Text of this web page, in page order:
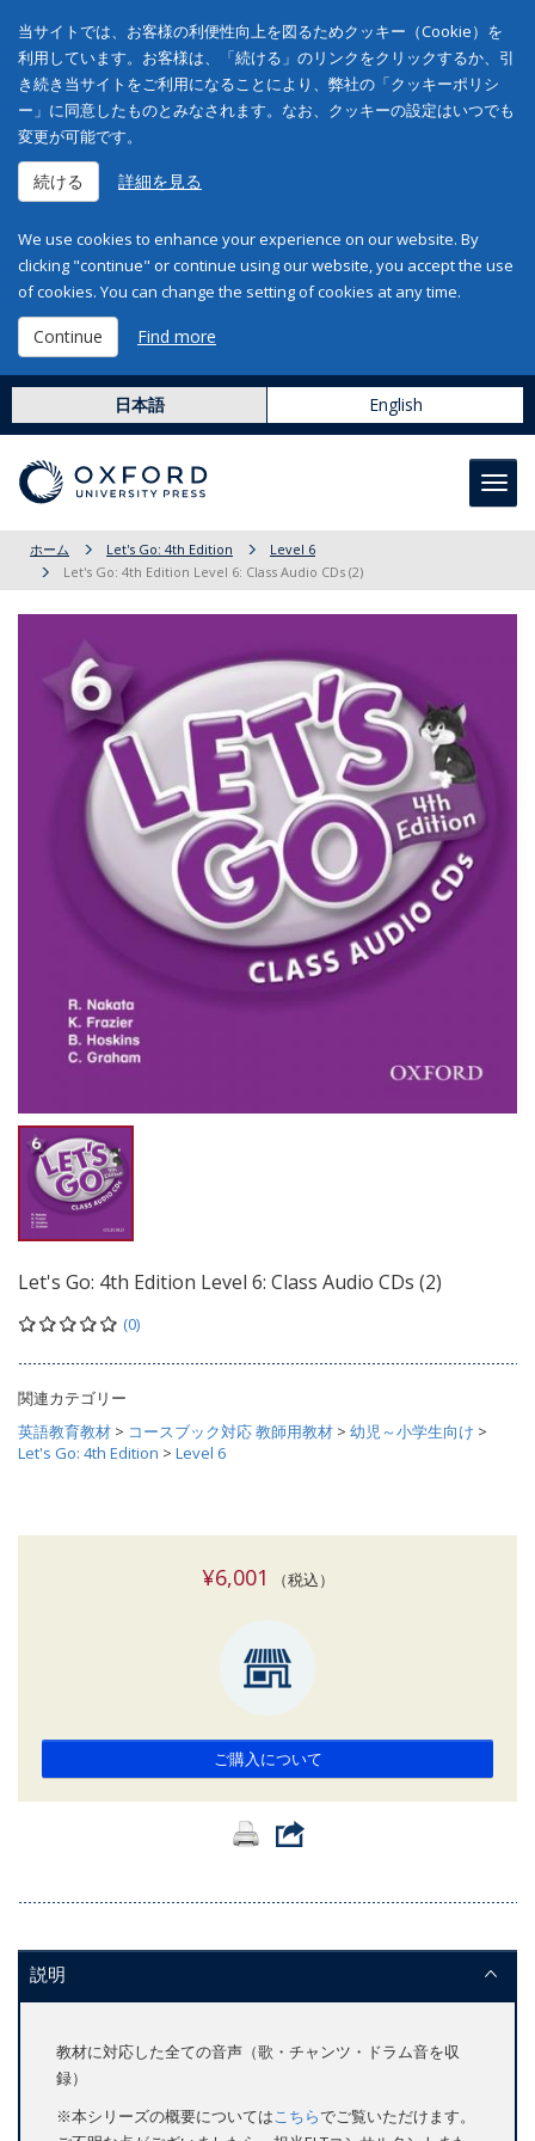
当サイトでは、お客様の利便性向上を図るためクッキー（Cookie）を
利用しています。お客様は、「続ける」のリンクをクリックするか、引
き続き当サイトをご利用になることにより、弊社の「クッキーポリシ
ー」に同意したものとみなされます。なお、クッキーの設定はいつでも
変更が可能です。
続ける 詳細を見る
We use cookies to enhance your experience on our website. By
clicking "continue" or continue using our website, you accept the use
of cookies. You can change the setting of cookies at any time.
Continue Find more
日本語 English
ホーム Let's Go: 4th Edition
Level 6
Let's Go: 4th Edition Level 6: Class Audio CDs (2)
Let's Go: 4th Edition Level 6: Class Audio CDs (2)
(0)
関連カテゴリー
英語教育教材 > コースブック対応 教師用教材 > 幼児～小学生向け >
Let's Go: 4th Edition > Level 6
¥6,001 （税込）
ご購入について
説明
教材に対応した全ての音声（歌・チャンツ・ドラム音を収
録）
※本シリーズの概要についてはこちらでご覧いただけます。